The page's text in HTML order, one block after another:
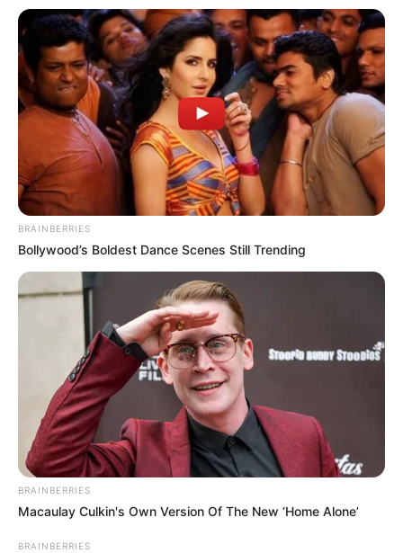
BRAINBERRIES
Bollywood’s Boldest Dance Scenes Still Trending
BRAINBERRIES
Macaulay Culkin's Own Version Of The New ‘Home Alone’
BRAINBERRIES